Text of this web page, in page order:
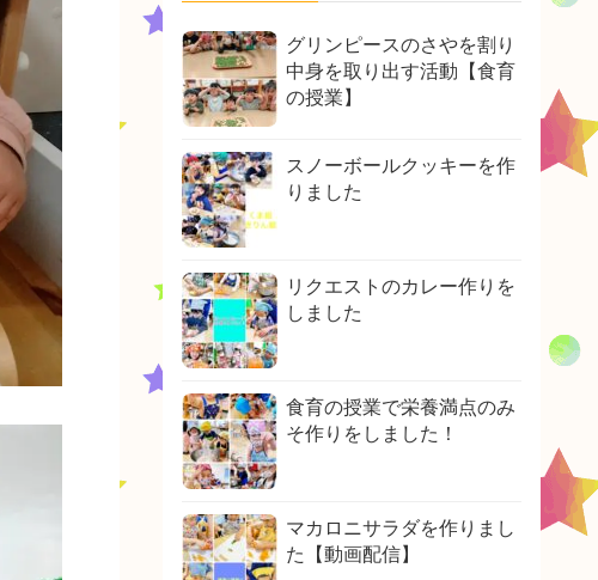
グリンピースのさやを割り
中身を取り出す活動【食育
の授業】
スノーボールクッキーを作
りました
リクエストのカレー作りを
しました
食育の授業で栄養満点のみ
そ作りをしました！
マカロニサラダを作りまし
た【動画配信】